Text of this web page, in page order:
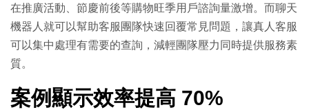
在推廣活動、節慶前後等購物旺季用戶諮詢量激增。而聊天
機器人就可以幫助客服團隊快速回覆常見問題，讓真人客服
可以集中處理有需要的查詢，減輕團隊壓力同時提供服務素
質。
案例顯示效率提高 70%